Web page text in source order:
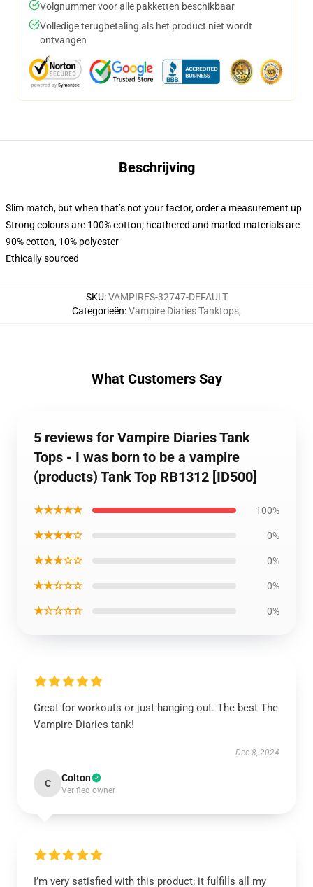
Volgnummer voor alle pakketten beschikbaar
Volledige terugbetaling als het product niet wordt
ontvangen
Beschrijving
Slim match, but when that’s not your factor, order a measurement up
Strong colours are 100% cotton; heathered and marled materials are
90% cotton, 10% polyester
Ethically sourced
SKU:VAMPIRES-32747-DEFAULT
Categorieën:Vampire Diaries Tanktops,
What Customers Say
5 reviews for Vampire Diaries Tank
Tops - I was born to be a vampire
(products) Tank Top RB1312 [ID500]
★★★★★ 100%
★★★★☆ 0%
★★★☆☆ 0%
★★☆☆☆ 0%
★☆☆☆☆ 0%
Great for workouts or just hanging out. The best The
Vampire Diaries tank!
Dec 8, 2024
C Colton
Verified owner
I’m very satisfied with this product; it fulfills all my